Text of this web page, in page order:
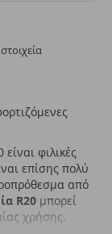
φιλικές
επίσης πολύ
από
R20 μπορεί
χρήσης.